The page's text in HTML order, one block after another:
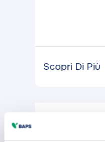
Scopri Di Più